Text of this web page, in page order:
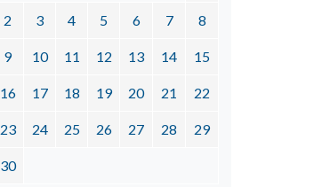
2 3 4 5 6 7 8
9 10 11 12 13 14 15
16 17 18 19 20 21 22
23 24 25 26 27 28 29
30